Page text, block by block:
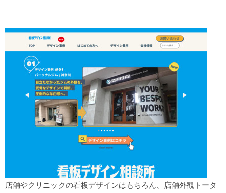
店舗やクリニックの看板デザインはもちろん、店舗外観トータ